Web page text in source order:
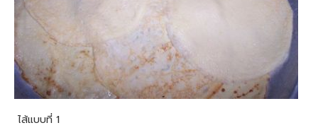
ไส้แบบที่ 1